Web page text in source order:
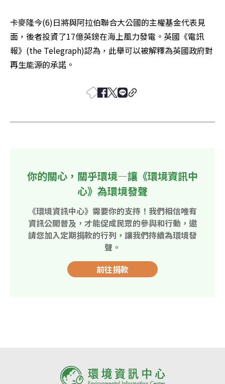
卡麥隆今(6)日將與阿拉伯聯合大公國的主權基金代表見
面，後者投資了17億英鎊在海上風力發電。英國《電訊
報》(the Telegraph)認為，此舉可以被解釋為英國政府對
再生能源的承諾。
你的關心，關乎環境—讓《環境資訊中
心》為環境發聲
《環境資訊中心》需要你的支持！我們相信唯有
資訊公開普及，才能促成民眾的參與和行動，邀
請您加入定期捐款的行列，讓我們持續為環境發
聲。
前往捐款